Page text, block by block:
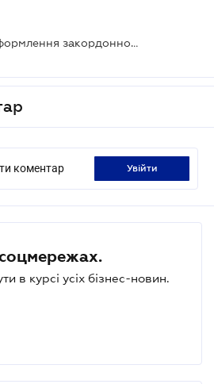
З липня подорожчає оформлення закордонного паспорта
коментар увійти
в курсі усіх бізнес-новин.